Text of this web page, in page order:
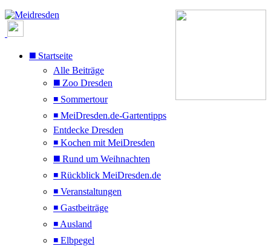
◼️ Startseite
Alle Beiträge
◼️ Zoo Dresden
◾ Sommertour
◾ MeiDresden.de-Gartentipps
Entdecke Dresden
◾ Kochen mit MeiDresden
◼️ Rund um Weihnachten
◾ Rückblick MeiDresden.de
◾ Veranstaltungen
◾ Gastbeiträge
◾ Ausland
◾ Elbpegel